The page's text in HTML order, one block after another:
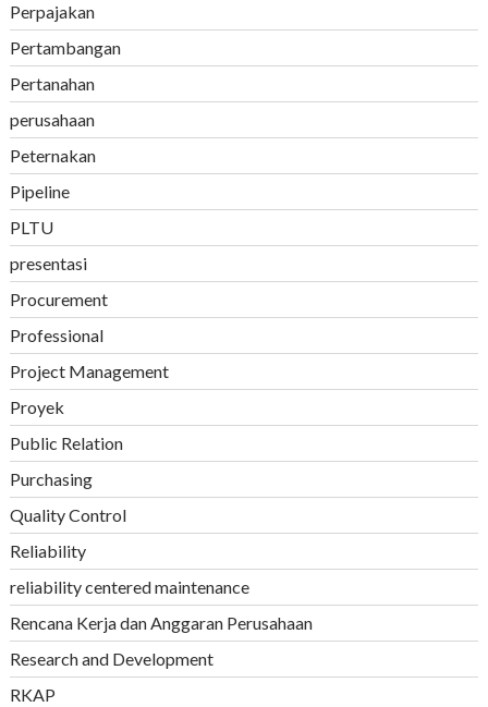
Perpajakan
Pertambangan
Pertanahan
perusahaan
Peternakan
Pipeline
PLTU
presentasi
Procurement
Professional
Project Management
Proyek
Public Relation
Purchasing
Quality Control
Reliability
reliability centered maintenance
Rencana Kerja dan Anggaran Perusahaan
Research and Development
RKAP